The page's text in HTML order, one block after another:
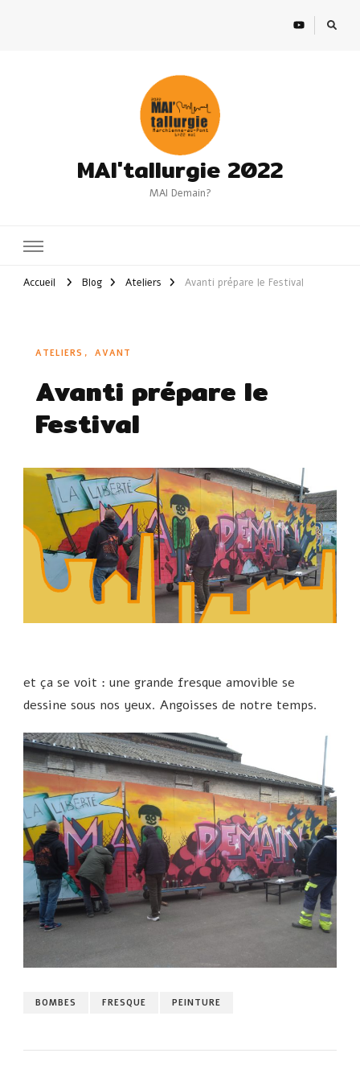
MAI'tallurgie 2022
MAI Demain?
Accueil Blog Ateliers Avanti prépare le Festival
ATELIERS AVANT
Avanti prépare le
Festival
et ça se voit : une grande fresque amovible se
dessine sous nos yeux. Angoisses de notre temps.
BOMBES FRESQUE PEINTURE